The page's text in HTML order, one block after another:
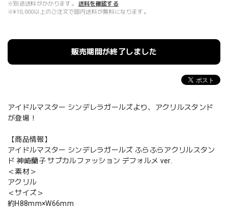
※別途送料がかかります。
送料を確認する
※¥10,000以上のご注文で国内送料が無料になります。
販売期間が終了しました
アイドルマスター シンデレラガールズより、アクリルスタンド
が登場！
【商品情報】
アイドルマスター シンデレラガールズ ふらふらアクリルスタン
ド 神崎蘭子 サブカルファッション デフォルメ ver.
＜素材＞
アクリル
＜サイズ＞
約H88mm×W66mm